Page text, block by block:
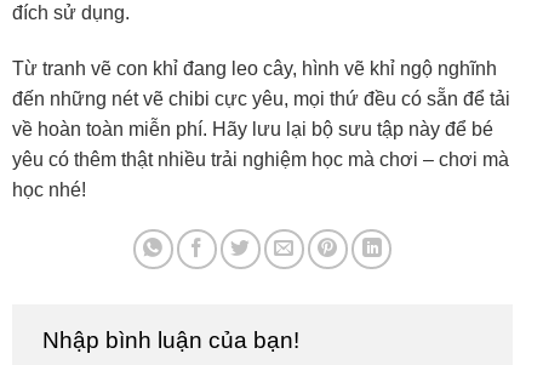
đích sử dụng.
Từ tranh vẽ con khỉ đang leo cây, hình vẽ khỉ ngộ nghĩnh
đến những nét vẽ chibi cực yêu, mọi thứ đều có sẵn để tải
về hoàn toàn miễn phí. Hãy lưu lại bộ sưu tập này để bé
yêu có thêm thật nhiều trải nghiệm học mà chơi – chơi mà
học nhé!
Nhập bình luận của bạn!